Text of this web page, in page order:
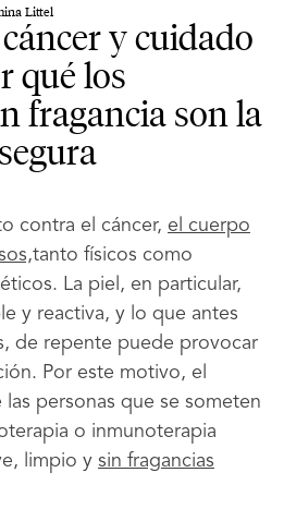
Littel
y cuidado
qué los
fragancia son la
contra el cáncer, el cuerpo
tanto físicos como
La piel, en particular,
y reactiva, y lo que antes
de repente puede provocar
Por este motivo, el
personas que se someten
o inmunoterapia
limpio y sin fragancias